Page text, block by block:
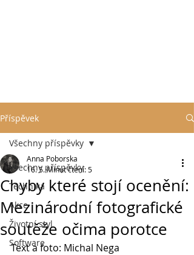
Příspěvek
Všechny příspěvky
Technika
Akce
Životní styl
Software
Všechny příspěvky
Chyby které stojí ocenění:
Mezinárodní fotografické
soutěže očima porotce
Anna Poborska
16. 5.Minut čtení: 5
Text a foto: Michal Nega